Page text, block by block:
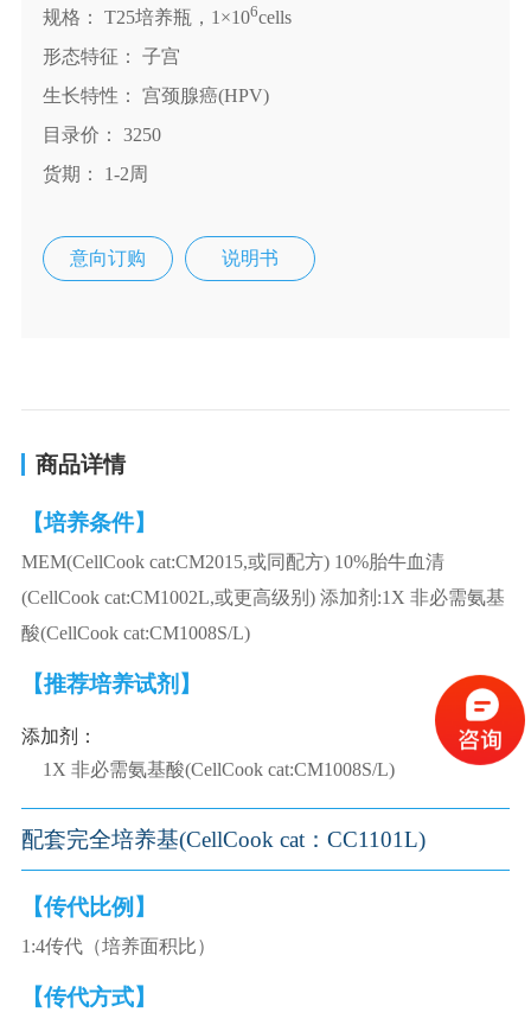
规格： T25培养瓶，1×106cells
形态特征： 子宫
生长特性： 宫颈腺癌(HPV)
目录价： 3250
货期： 1-2周
意向订购 说明书
商品详情
【培养条件】
MEM(CellCook cat:CM2015,或同配方) 10%胎牛血清
(CellCook cat:CM1002L,或更高级别) 添加剂:1X 非必需氨基
酸(CellCook cat:CM1008S/L)
【推荐培养试剂】
添加剂：
1X 非必需氨基酸(CellCook cat:CM1008S/L)
配套完全培养基(CellCook cat：CC1101L)
【传代比例】
1:4传代（培养面积比）
【传代方式】